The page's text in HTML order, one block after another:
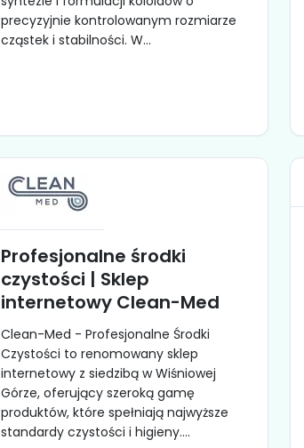
precyzyjnie kontrolowanym rozmiarze
cząstek i stabilności. W...
Profesjonalne środki
czystości | Sklep
internetowy Clean-Med
Clean-Med - Profesjonalne Środki
Czystości to renomowany sklep
internetowy z siedzibą w Wiśniowej
Górze, oferujący szeroką gamę
produktów, które spełniają najwyższe
standardy czystości i higieny....